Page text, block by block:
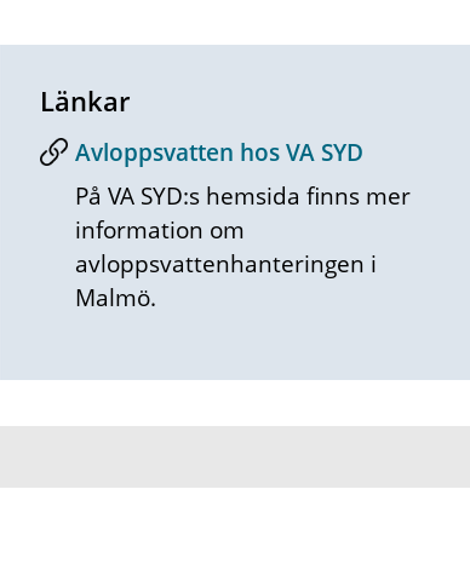
Länkar
Avloppsvatten hos VA SYD
På VA SYD:s hemsida finns mer
information om
avloppsvattenhanteringen i
Malmö.